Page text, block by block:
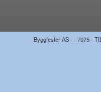
Byggfester AS - - 7075 -